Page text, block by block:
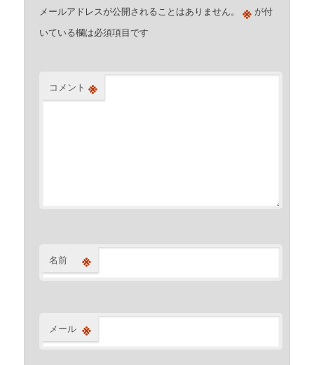
メールアドレスが公開されることはありません。 ※ が付
いている欄は必須項目です
コメント ※
名前 ※
メール ※